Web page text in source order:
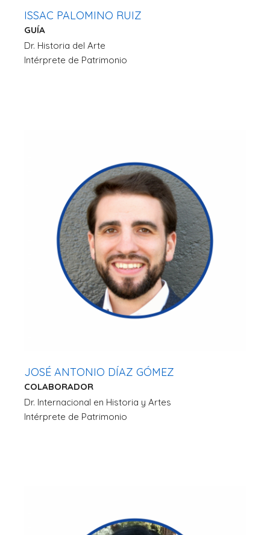
ISSAC PALOMINO RUIZ
GUÍA
Dr. Historia del Arte
Intérprete de Patrimonio
JOSÉ ANTONIO DÍAZ GÓMEZ
COLABORADOR
Dr. Internacional en Historia y Artes
Intérprete de Patrimonio